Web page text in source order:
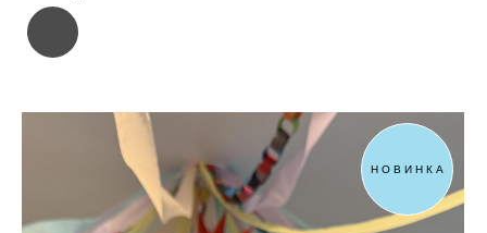
НОВИНКА